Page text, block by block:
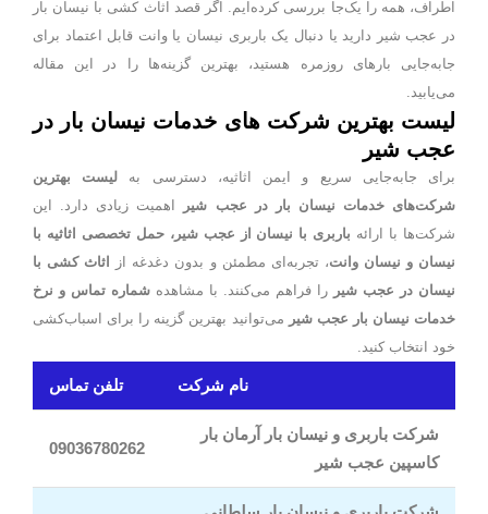
اطراف، همه را یک‌جا بررسی کرده‌ایم. اگر قصد اثاث کشی با نیسان بار
در عجب شیر دارید یا دنبال یک باربری نیسان یا وانت قابل اعتماد برای
جابه‌جایی بارهای روزمره هستید، بهترین گزینه‌ها را در این مقاله
می‌یابید.
لیست بهترین شرکت های خدمات نیسان بار در
عجب شیر
برای جابه‌جایی سریع و ایمن اثاثیه، دسترسی به
لیست بهترین
شرکت‌های خدمات نیسان بار در عجب شیر اهمیت زیادی دارد. این
شرکت‌ها با ارائه باربری با نیسان از عجب شیر، حمل تخصصی اثاثیه با
نیسان و نیسان وانت ، تجربه‌ای مطمئن و بدون دغدغه ازاثاث کشی با
نیسان در عجب شیر را فراهم می‌کنند. با مشاهدهشماره تماس و نرخ
خدمات نیسان بار عجب شیر می‌توانید بهترین گزینه را برای اسباب‌کشی
خود انتخاب کنید.
نام شرکت تلفن تماس
شرکت باربری و نیسان بار آرمان بار
کاسپین عجب شیر
09036780262